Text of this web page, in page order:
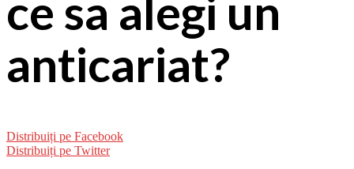
ce sa alegi un
anticariat?
Distribuiți pe Facebook
Distribuiți pe Twitter